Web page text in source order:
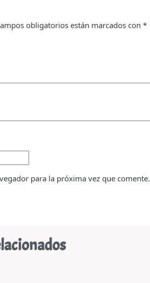
obligatorios están marcados con *
para la próxima vez que comente.